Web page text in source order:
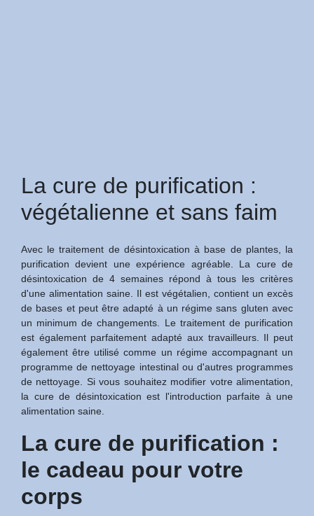
La cure de purification :
végétalienne et sans faim
Avec le traitement de désintoxication à base de plantes, la
purification devient une expérience agréable. La cure de
désintoxication de 4 semaines répond à tous les critères
d'une alimentation saine. Il est végétalien, contient un excès
de bases et peut être adapté à un régime sans gluten avec
un minimum de changements. Le traitement de purification
est également parfaitement adapté aux travailleurs. Il peut
également être utilisé comme un régime accompagnant un
programme de nettoyage intestinal ou d'autres programmes
de nettoyage. Si vous souhaitez modifier votre alimentation,
la cure de désintoxication est l'introduction parfaite à une
alimentation saine.
La cure de purification :
le cadeau pour votre
corps